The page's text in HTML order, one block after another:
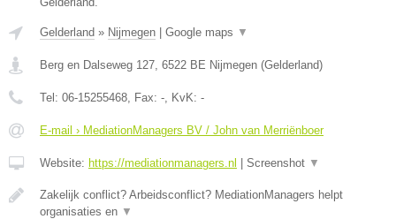
Gelderland » Nijmegen Google maps ▼
Berg en Dalseweg 127 6522 BE Nijmegen (Gelderland)
Tel: 06-15255468 , Fax: - , KvK: -
E-mail › MediationManagers BV / John van Merriënboer
Website: https://mediationmanagers.nl Screenshot ▼
Zakelijk conflict? Arbeidsconflict? MediationManagers helpt
organisaties en ▼